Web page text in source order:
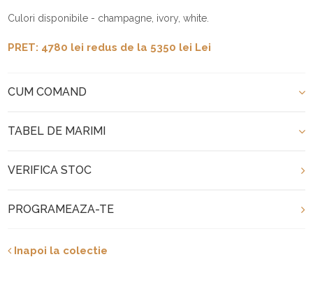
Culori disponibile - champagne, ivory, white.
PRET: 4780 lei redus de la 5350 lei Lei
CUM COMAND
TABEL DE MARIMI
VERIFICA STOC
PROGRAMEAZA-TE
Inapoi la colectie